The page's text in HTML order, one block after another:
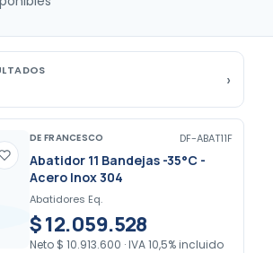
›
DE FRANCESCO DF-ABAT11F
Abatidor 11 Bandejas -35°C -
Acero Inox 304
Abatidores Eq.
$ 12.059.528
Neto $ 10.913.600 · IVA 10,5% incluido